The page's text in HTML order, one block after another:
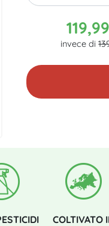
invece di
COLTIVATO